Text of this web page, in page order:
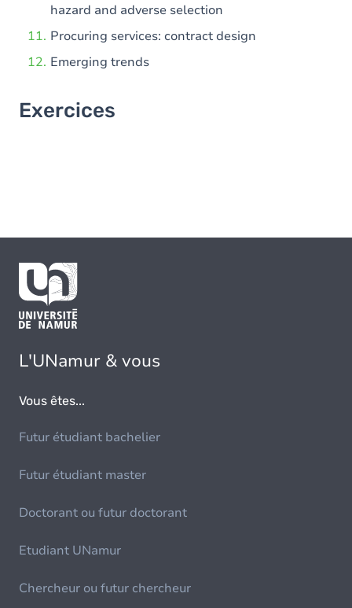
hazard and adverse selection
Procuring services: contract design
Emerging trends
Exercices
L'UNamur & vous
Vous êtes...
Futur étudiant bachelier
Futur étudiant master
Doctorant ou futur doctorant
Etudiant UNamur
Chercheur ou futur chercheur